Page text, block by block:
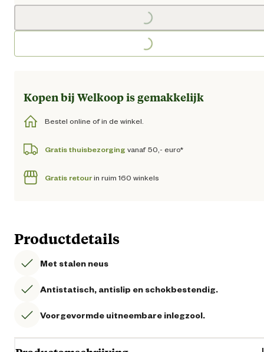
Loading...
Loading...
Kopen bij Welkoop is gemakkelijk
Bestel online of in de winkel.
Gratis thuisbezorging vanaf 50,- euro*
Gratis retourin ruim 160 winkels
Productdetails
Met stalen neus
Antistatisch, antislip en schokbestendig.
Voorgevormde uitneembare inlegzool.